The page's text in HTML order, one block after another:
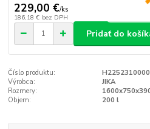
229,00 €/ks
186,18 € bez DPH
Pridať do
Číslo produktu:
Výrobca:
JIKA
Rozmery:
Objem:
200 l